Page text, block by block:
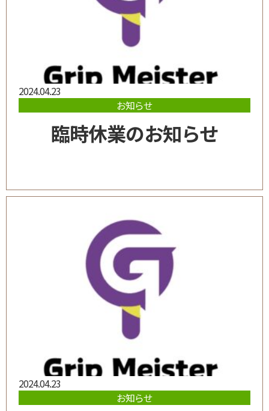
2024.04.23
お知らせ
臨時休業のお知らせ
2024.04.23
お知らせ